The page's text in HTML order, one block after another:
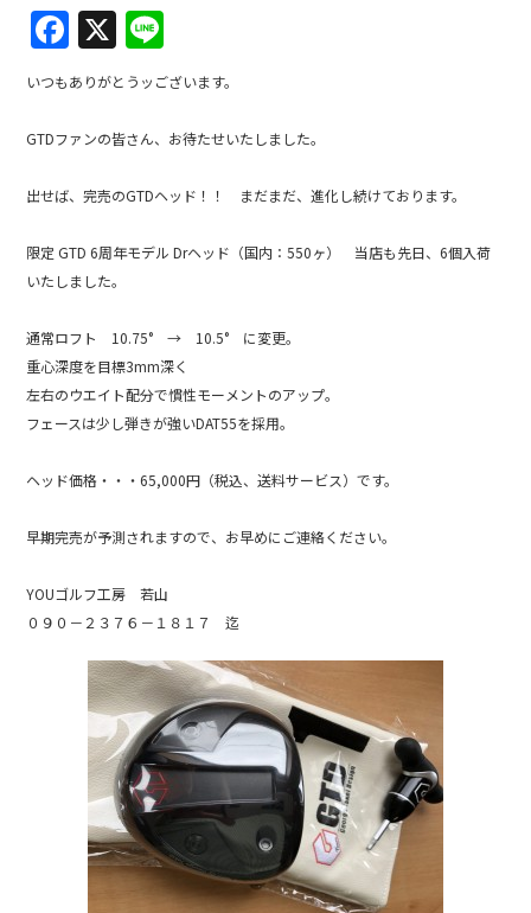
F
a
c
e
b
o
o
k
X
n
e
いつもありがとうッございます。
GTDファンの皆さん、お待たせいたしました。
出せば、完売のGTDヘッド！！ まだまだ、進化し続けております。
限定 GTD 6周年モデル Drヘッド（国内：550ヶ） 当店も先日、6個入荷
いたしました。
通常ロフト 10.75° → 10.5° に変更。
重心深度を目標3mm深く
左右のウエイト配分で慣性モーメントのアップ。
フェースは少し弾きが強いDAT55を採用。
ヘッド価格・・・65,000円（税込、送料サービス）です。
早期完売が予測されますので、お早めにご連絡ください。
YOUゴルフ工房 若山
０９０－２３７６－１８１７ 迄